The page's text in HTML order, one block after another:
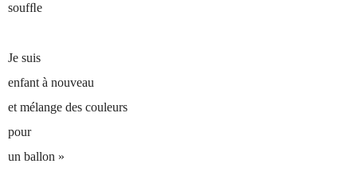
soufﬂe
Je suis
enfant à nouveau
et mélange des couleurs
pour
un ballon »